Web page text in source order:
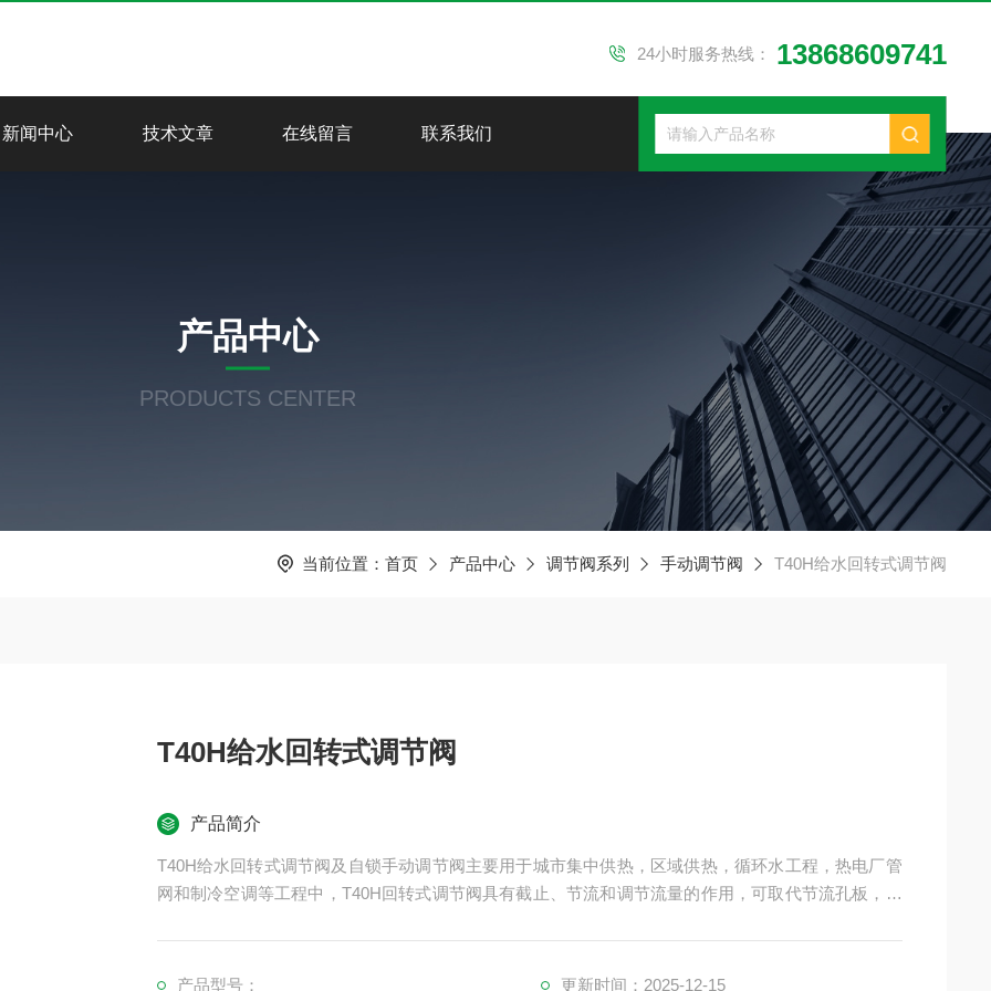
24小时服务热线： 13868609741
新闻中心 技术文章 在线留言 联系我们
产品中心
PRODUCTS CENTER
当前位置： 首页 产品中心 调节阀系列 手动调节阀 T40H给水回转式调节阀
T40H给水回转式调节阀
产品简介
T40H给水回转式调节阀及自锁手动调节阀主要用于城市集中供热，区域供热，循环水工程，热电厂管
网和制冷空调等工程中，T40H回转式调节阀具有截止、节流和调节流量的作用，可取代节流孔板，是
产品型号：
更新时间：2025-12-15